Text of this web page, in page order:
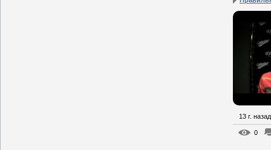
13 г. назад
0